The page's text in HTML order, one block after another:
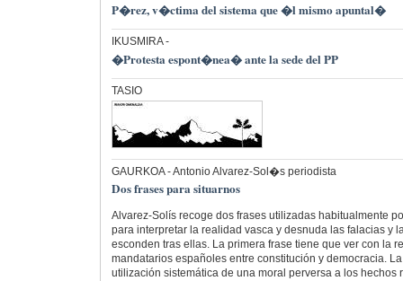
P�rez, v�ctima del sistema que �l mismo apuntal�
IKUSMIRA-
�Protesta espont�nea� ante la sede del PP
TASIO
GAURKOA- Antonio Alvarez-Sol�s periodista
Dos frases para situarnos
Alvarez-Solís recoge dos frases utilizadas habitualmente
para interpretar la realidad vasca y desnuda las falacias y
esconden tras ellas. La primera frase tiene que ver con la
mandatarios españoles entre constitución y democracia.
utilización sistemática de una moral perversa a los hechos